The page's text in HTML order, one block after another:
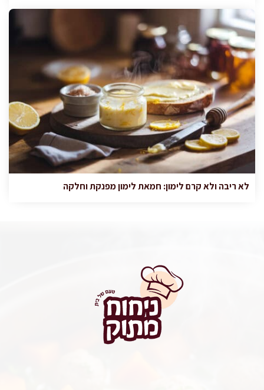
לא ריבה ולא קרם לימון: חמאת לימון מפנקת וחלקה